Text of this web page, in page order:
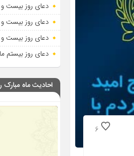
6
دعای روز بیست
دعای روز بیست
دعای روز بیست
دعای روز بیستم
احادیث ماه